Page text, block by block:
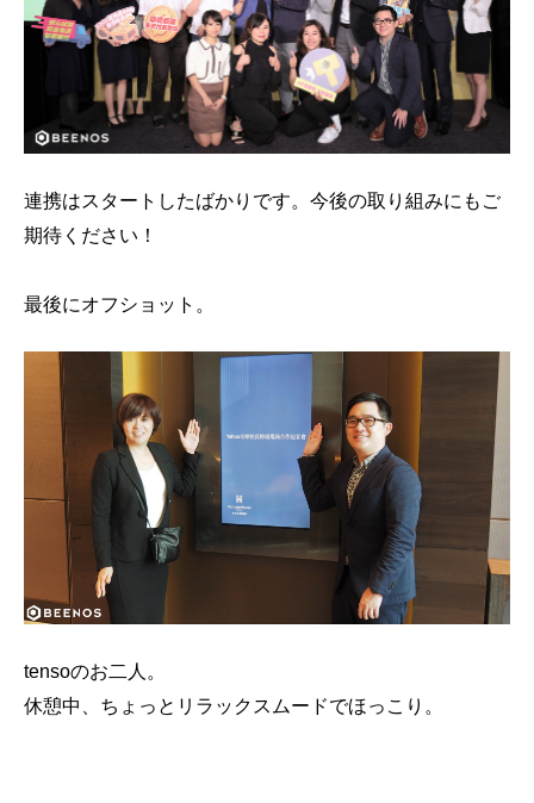
連携はスタートしたばかりです。今後の取り組みにもご
期待ください！
最後にオフショット。
tensoのお二人。
休憩中、ちょっとリラックスムードでほっこり。